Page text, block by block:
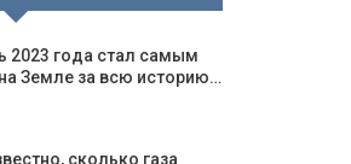
2023 года стал самым
Земле за всю историю…
сколько газа